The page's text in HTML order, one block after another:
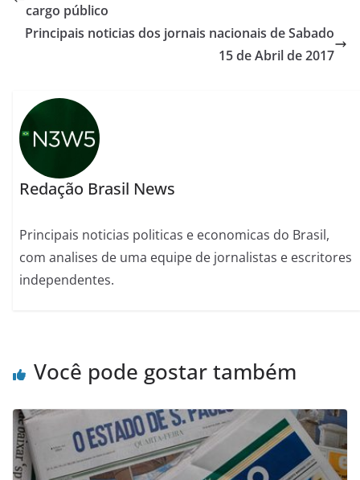
cargo público
Principais noticias dos jornais nacionais de Sabado
15 de Abril de 2017
Redação Brasil News
Principais noticias politicas e economicas do Brasil,
com analises de uma equipe de jornalistas e escritores
independentes.
Você pode gostar também